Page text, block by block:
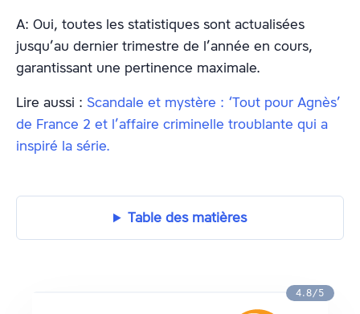
A: Oui, toutes les statistiques sont actualisées
jusqu’au dernier trimestre de l’année en cours,
garantissant une pertinence maximale.
Lire aussi : Scandale et mystère : ‘Tout pour Agnès’
de France 2 et l’affaire criminelle troublante qui a
inspiré la série.
Table des matières
4.8/5